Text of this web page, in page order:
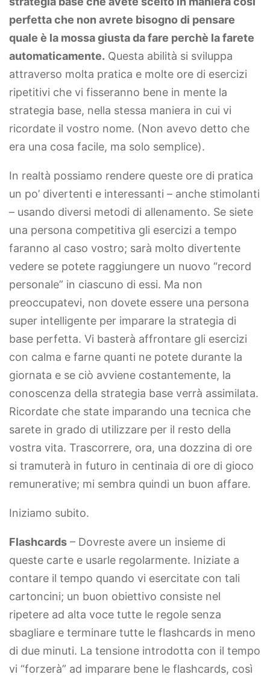
perfetta che non avrete bisogno di pensare
quale è la mossa giusta da fare perchè la farete
automaticamente. Questa abilità si sviluppa
attraverso molta pratica e molte ore di esercizi
ripetitivi che vi fisseranno bene in mente la
strategia base, nella stessa maniera in cui vi
ricordate il vostro nome. (Non avevo detto che
era una cosa facile, ma solo semplice).
In realtà possiamo rendere queste ore di pratica
un po’ divertenti e interessanti – anche stimolanti
– usando diversi metodi di allenamento. Se siete
una persona competitiva gli esercizi a tempo
faranno al caso vostro; sarà molto divertente
vedere se potete raggiungere un nuovo “record
personale” in ciascuno di essi. Ma non
preoccupatevi, non dovete essere una persona
super intelligente per imparare la strategia di
base perfetta. Vi basterà affrontare gli esercizi
con calma e farne quanti ne potete durante la
giornata e se ciò avviene costantemente, la
conoscenza della strategia base verrà assimilata.
Ricordate che state imparando una tecnica che
sarete in grado di utilizzare per il resto della
vostra vita. Trascorrere, ora, una dozzina di ore
si tramuterà in futuro in centinaia di ore di gioco
remunerative; mi sembra quindi un buon affare.
Iniziamo subito.
Flashcards – Dovreste avere un insieme di
queste carte e usarle regolarmente. Iniziate a
contare il tempo quando vi esercitate con tali
cartoncini; un buon obiettivo consiste nel
ripetere ad alta voce tutte le regole senza
sbagliare e terminare tutte le flashcards in meno
di due minuti. La tensione introdotta con il tempo
vi “forzerà” ad imparare bene le flashcards, così